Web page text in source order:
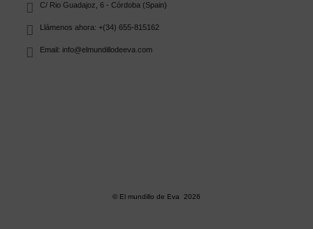
C/ Rio Guadajoz, 6 - Córdoba (Spain)
Llámenos ahora: +(34) 655-815162
Email: info@elmundillodeeva.com
© El mundillo de Eva 2026